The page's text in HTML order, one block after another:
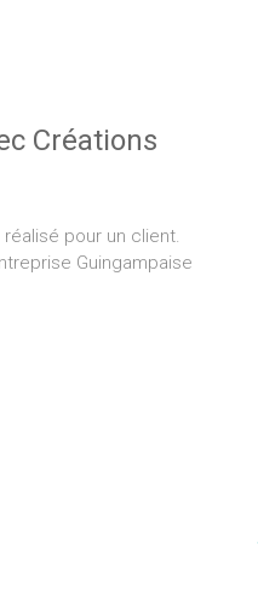
Créations
pour un client.
Guingampaise